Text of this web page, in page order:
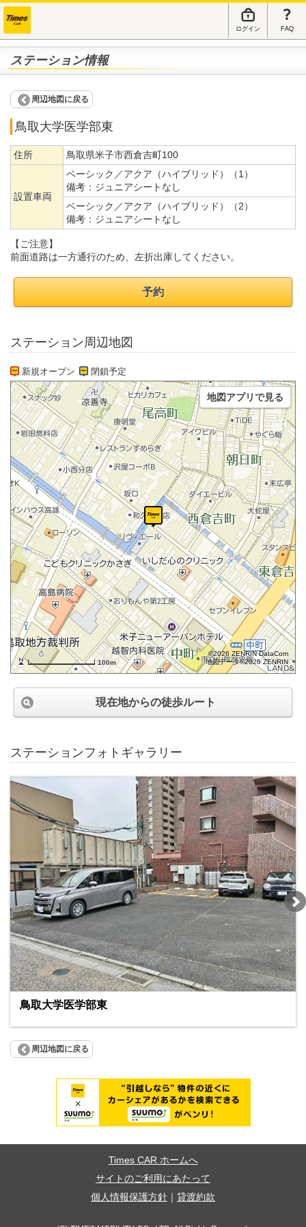
ログイン FAQ
ステーション情報
周辺地図に戻る
鳥取大学医学部東
住所 鳥取県米子市西倉吉町100
設置車両
ベーシック／アクア（ハイブリッド）（1）
備考： ジュニアシートなし
ベーシック／アクア（ハイブリッド）（2）
備考： ジュニアシートなし
【ご注意】
前面道路は一方通行のため、左折出庫してください。
予約
ステーション周辺地図
新規オープン 閉鎖予定
100m
©2026 ZENRIN DataCom
地図データ©2026 ZENRIN
地図アプリで見る
現在地からの徒歩ルート
ステーションフォトギャラリー
鳥取大学医学部東
周辺地図に戻る
Times CAR ホームへ
サイトのご利用にあたって
個人情報保護方針
貸渡約款